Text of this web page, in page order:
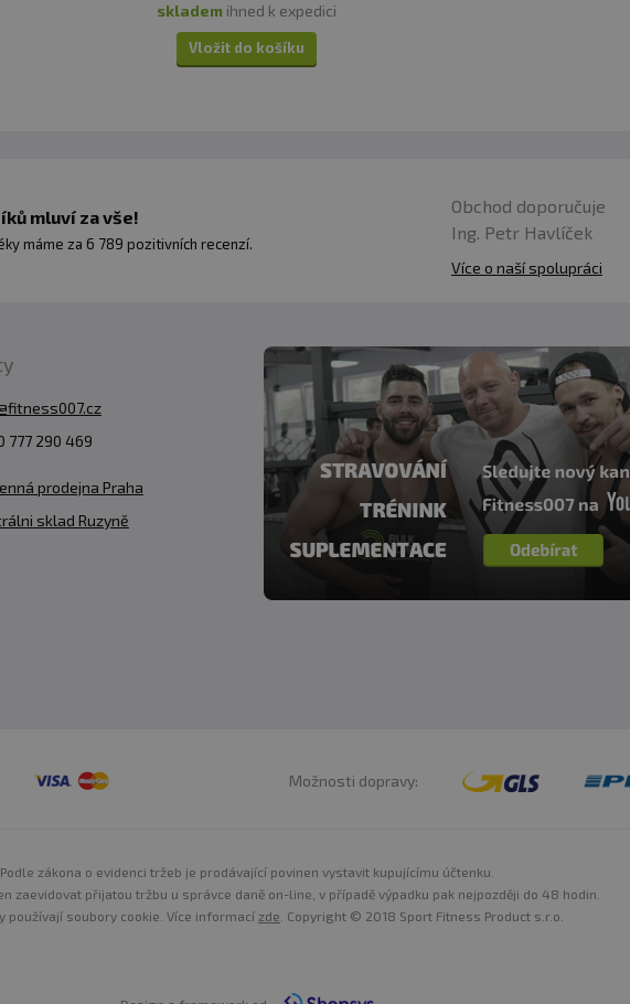
skladem ihned k expedici
Vložit do košíku
mluví za vše!
máme za 6 789 pozitivních recenzí.
Obchod doporučuje
Ing. Petr Havlíček
Více o naší spolupráci
777 290 469
prodejna Praha
sklad Ruzyně
Možnosti dopravy:
Podle zákona o evidenci tržeb je prodávající povinen vystavit kupujícímu účtenku.
zaevidovat přijatou tržbu u správce daně on-line, v případě výpadku pak nejpozději do 48 hodin.
používají soubory cookie. Více informací zde . Copyright © 2018 Sport Fitness Product s.r.o.